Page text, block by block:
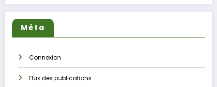
Méta
Connexion
Flux des publications